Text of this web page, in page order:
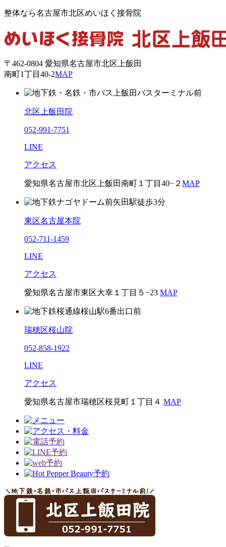
整体なら名古屋市北区めいほく接骨院
〒462-0804 愛知県名古屋市北区上飯田
南町1丁目40-2MAP
北区上飯田院
052-991-7751
LINE
アクセス
愛知県名古屋市北区上飯田南町１丁目40−２ MAP
東区名古屋本院
052-711-1459
LINE
アクセス
愛知県名古屋市東区大幸１丁目５−23 MAP
瑞穂区桜山院
052-858-1922
LINE
アクセス
愛知県名古屋市瑞穂区桜見町１丁目４ MAP